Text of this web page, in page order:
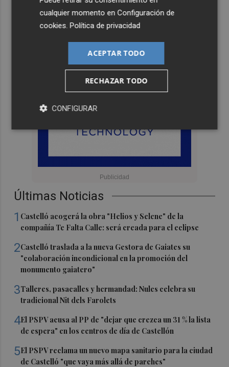
Últimas Noticias
1 Castelló acogerá la obra "Helios y Selene" de la
compañía Te Falta Calle: será creada para el eclipse
2Castelló traslada a la nueva Gestora de Gaiates su
"colaboración incondicional en la promoción del
monumento gaiatero"
3Talleres, pasacalles y hermandad: Nules celebra su
tradicional Nit dels Farolets
4El PSPV acusa al PP de "dejar que crezca un 31 % la lista
de espera" en los centros de día de Castellón
5El PSPV reclama un nuevo mapa sanitario para la ciudad
de Castelló "que vaya más allá de parches"
cualquier momento enConfiguración de
cookies.Política de privacidad
ACEPTAR TODO
RECHAZAR TODO
CONFIGURAR